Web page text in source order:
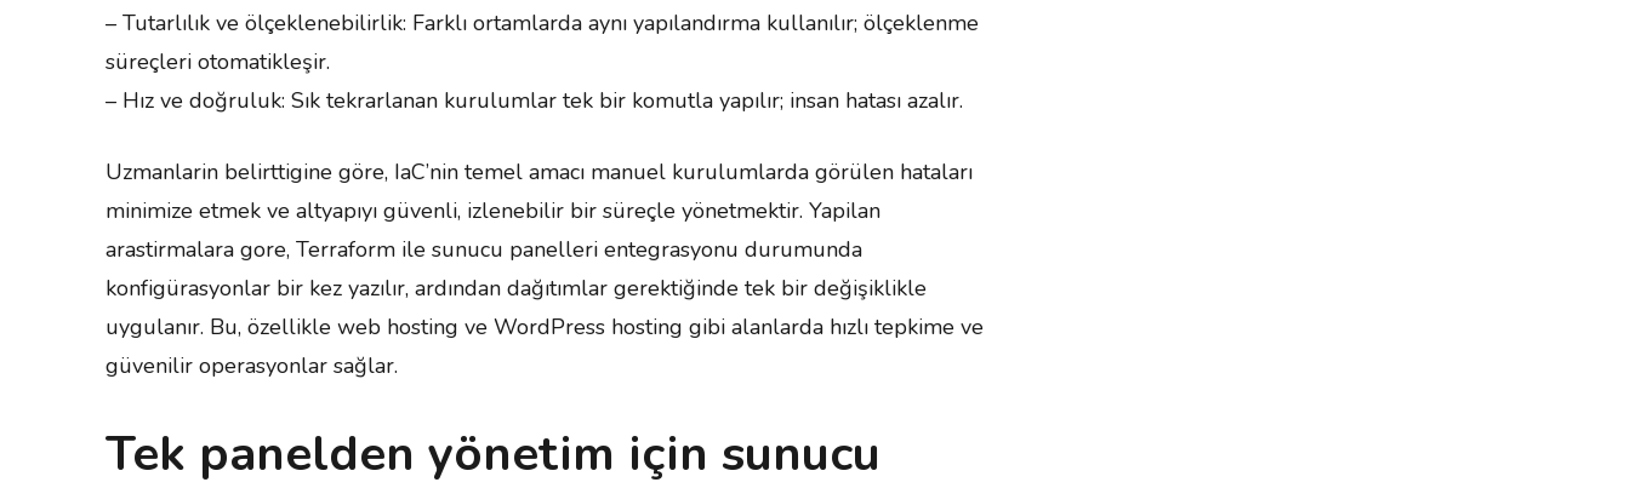
– Tutarlılık ve ölçeklenebilirlik: Farklı ortamlarda aynı yapılandırma kullanılır; ölçeklenme
süreçleri otomatikleşir.
– Hız ve doğruluk: Sık tekrarlanan kurulumlar tek bir komutla yapılır; insan hatası azalır.
Uzmanlarin belirttigine göre, IaC’nin temel amacı manuel kurulumlarda görülen hataları
minimize etmek ve altyapıyı güvenli, izlenebilir bir süreçle yönetmektir. Yapilan
arastirmalara gore, Terraform ile sunucu panelleri entegrasyonu durumunda
konfigürasyonlar bir kez yazılır, ardından dağıtımlar gerektiğinde tek bir değişiklikle
uygulanır. Bu, özellikle web hosting ve WordPress hosting gibi alanlarda hızlı tepkime ve
güvenilir operasyonlar sağlar.
Tek panelden yönetim için sunucu